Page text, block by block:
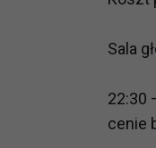
Sala
22:30
cenie